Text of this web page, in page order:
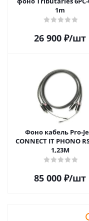
1m
26 900 ₽/шт
Фоно кабель Pro-
CONNECT IT PHONO
1,23M
85 000 ₽/шт